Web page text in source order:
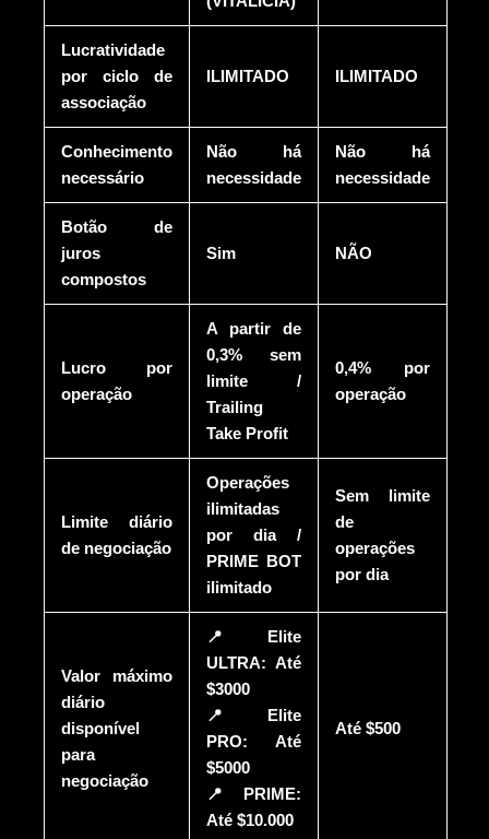
Lucratividade
por ciclo de
associação
ILIMITADO ILIMITADO
Conhecimento
necessário
Não há
necessidade
Não há
necessidade
Botão de
juros
compostos
Sim NÃO
Lucro por
operação
A partir de
0,3% sem
limite /
Trailing
Take Profit
0,4% por
operação
Limite diário
de negociação
Operações
ilimitadas
por dia /
PRIME BOT
ilimitado
Sem limite
de
operações
por dia
Valor máximo
diário
disponível
para
negociação
📍Elite
ULTRA: Até
$3000
📍Elite
PRO: Até
$5000
📍PRIME:
Até $10.000
Até $500